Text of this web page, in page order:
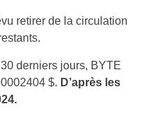
retirer de la circulation
derniers jours, BYTE
$. D’après les